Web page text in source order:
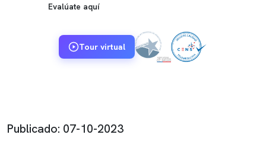
Evalúate aquí
Tour virtual
Publicado: 07-10-2023